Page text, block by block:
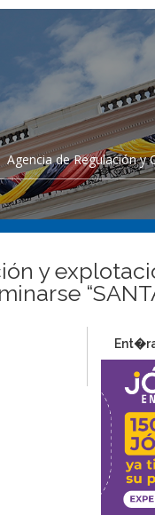
Agencia de Regulación y
y